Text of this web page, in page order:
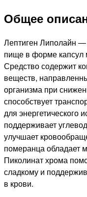
Общее
Лептиген Липолайн —
пище в форме капсул
Средство содержит
веществ,
организма при
способствует
для энергетического
поддерживает
улучшает
померанца обладает
Пиколинат хрома
сладкому и
в крови.